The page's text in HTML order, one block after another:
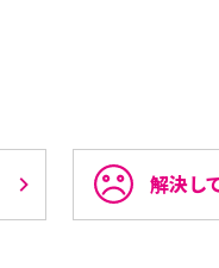
解決し